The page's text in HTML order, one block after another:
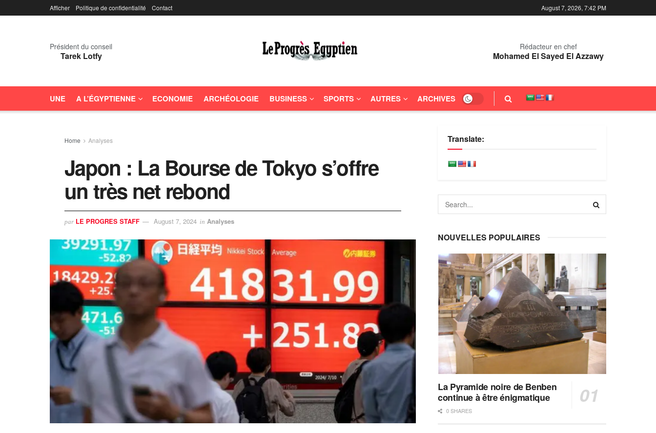
Afficher Politique de confidentialité Contact August 7, 2026, 7:42 PM
Président du conseil
Tarek Lotfy
Rédacteur en chef
Mohamed El Sayed El Azzawy
UNE A L’ÉGYPTIENNE ECONOMIE ARCHÉOLOGIE BUSINESS SPORTS AUTRES ARCHIVES
Home Analyses
Japon : La Bourse de Tokyo s’offre
un très net rebond
par LE PROGRES STAFF August 7, 2024 in Analyses
Translate:
NOUVELLES POPULAIRES
La Pyramide noire de Benben
continue à être énigmatique
0 SHARES